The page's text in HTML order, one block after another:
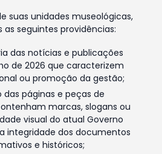
suas unidades museológicas,
as seguintes providências:
das notícias e publicações
de 2026 que caracterizem
ou promoção da gestão;
páginas e peças de
marcas, slogans ou
visual do atual Governo
integridade dos documentos
e históricos;